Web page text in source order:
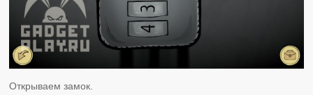
Открываем замок.